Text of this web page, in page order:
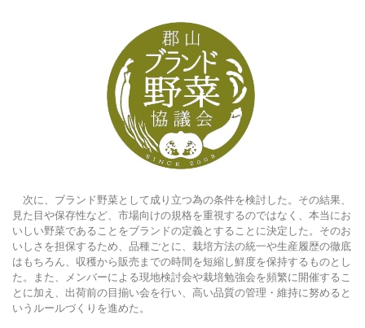
次に、ブランド野菜として成り立つ為の条件を検討した。その結果、
見た目や保存性など、市場向けの規格を重視するのではなく、本当にお
いしい野菜であることをブランドの定義とすることに決定した。そのお
いしさを担保するため、品種ごとに、栽培方法の統一や生産履歴の徹底
はもちろん、収穫から販売までの時間を短縮し鮮度を保持するものとし
た。また、メンバーによる現地検討会や栽培勉強会を頻繁に開催するこ
とに加え、出荷前の目揃い会を行い、高い品質の管理・維持に努めると
いうルールづくりを進めた。